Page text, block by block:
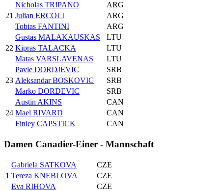
21
Nicholas TRIPANO
ARG
Julian ERCOLI
ARG
Tobias FANTINI
ARG
22
Gustas MALAKAUSKAS
LTU
Kipras TALACKA
LTU
Matas VARSLAVENAS
LTU
23
Pavle DORDJEVIC
SRB
Aleksandar BOSKOVIC
SRB
Marko DORDEVIC
SRB
24
Austin AKINS
CAN
Mael RIVARD
CAN
Finley CAPSTICK
CAN
Damen Canadier-Einer - Mannschaft
1
Gabriela SATKOVA
CZE
Tereza KNEBLOVA
CZE
Eva RIHOVA
CZE